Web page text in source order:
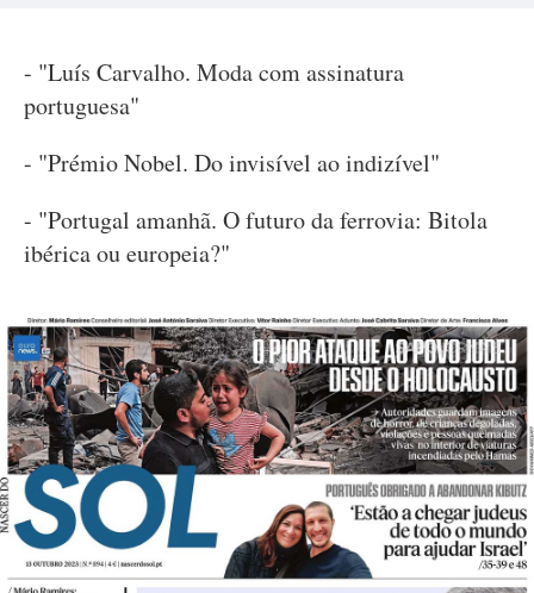
- "Luís Carvalho. Moda com assinatura
portuguesa"
- "Prémio Nobel. Do invisível ao indizível"
- "Portugal amanhã. O futuro da ferrovia: Bitola
ibérica ou europeia?"